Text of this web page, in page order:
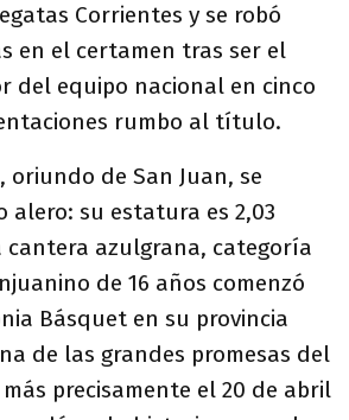
Corrientes y se robó
en el certamen tras ser el
del equipo nacional en cinco
rumbo al título.
oriundo de San Juan, se
alero: su estatura es 2,03
cantera azulgrana, categoría
de 16 años comenzó
Básquet en su provincia
de las grandes promesas del
precisamente el 20 de abril